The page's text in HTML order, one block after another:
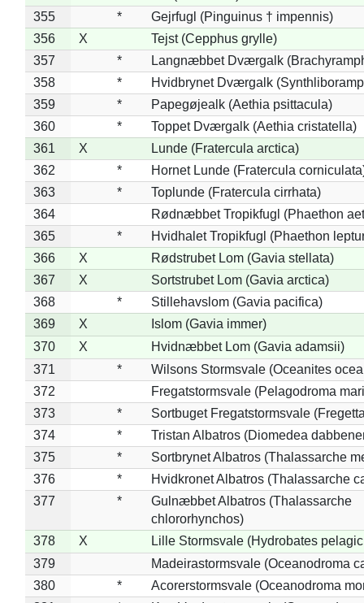
355
*
Gejrfugl (Pinguinus † impennis)
356
X
Tejst (Cepphus grylle)
357
*
Langnæbbet Dværgalk
358
*
Hvidbrynet Dværgalk
359
*
Papegøjealk (Aethia psittacula)
360
*
Toppet Dværgalk (Aethia cristatella)
361
X
Lunde (Fratercula arctica)
362
*
Hornet Lunde (Fratercula
363
*
Toplunde (Fratercula cirrhata)
364
Rødnæbbet Tropikfugl (Phaethon
365
*
Hvidhalet Tropikfugl (Phaethon
366
X
Rødstrubet Lom (Gavia stellata)
367
X
Sortstrubet Lom (Gavia arctica)
368
*
Stillehavslom (Gavia pacifica)
369
X
Islom (Gavia immer)
370
X
Hvidnæbbet Lom (Gavia adamsii)
371
*
Wilsons Stormsvale (Oceanites
372
Fregatstormsvale (Pelagodroma
373
*
Sortbuget Fregatstormsvale
374
*
Tristan Albatros (Diomedea
375
*
Sortbrynet Albatros (Thalassarche
376
*
Hvidkronet Albatros (Thalassarche
377
*
Gulnæbbet Albatros (Thalassarche
chlororhynchos)
378
X
Lille Stormsvale (Hydrobates
379
Madeirastormsvale (Oceanodroma
380
*
Acorerstormsvale (Oceanodroma